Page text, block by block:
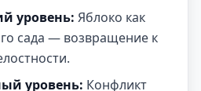
уровень: Яблоко как
сада — возвращение к
уровень: Конфликт